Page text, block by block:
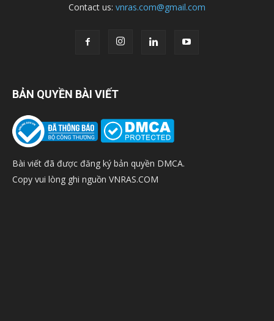
Contact us: vnras.com@gmail.com
BẢN QUYỀN BÀI VIẾT
Bài viết đã được đăng ký bản quyền DMCA.
Copy vui lòng ghi nguồn VNRAS.COM